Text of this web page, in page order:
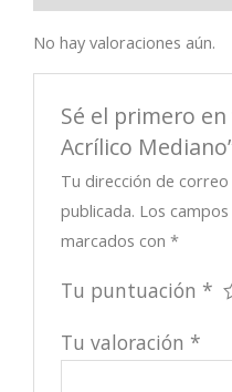
No hay valoraciones aún.
Sé el primero
Acrílico
Tu dirección de
publicada. Los
marcados con*
Tu puntuación *
Tu valoración *